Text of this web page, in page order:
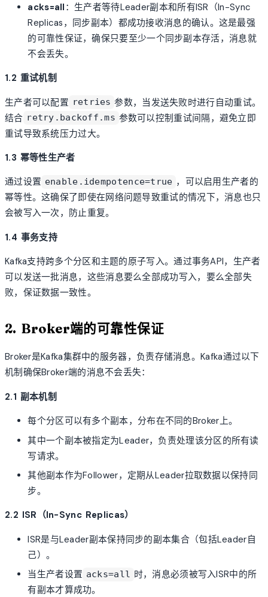
acks=all ：生产者等待Leader副本和所有ISR（In-Sync
Replicas，同步副本）都成功接收消息的确认。这是最强
的可靠性保证，确保只要至少一个同步副本存活，消息就
不会丢失。
1.2 重试机制
生产者可以配置 retries 参数，当发送失败时进行自动重试。
结合 retry.backoff.ms 参数可以控制重试间隔，避免立即
重试导致系统压力过大。
1.3 幂等性生产者
通过设置 enable.idempotence=true ，可以启用生产者的
幂等性。这确保了即使在网络问题导致重试的情况下，消息也只
会被写入一次，防止重复。
1.4 事务支持
Kafka支持跨多个分区和主题的原子写入。通过事务API，生产者
可以发送一批消息，这些消息要么全部成功写入，要么全部失
败，保证数据一致性。
2. Broker端的可靠性保证
Broker是Kafka集群中的服务器，负责存储消息。Kafka通过以下
机制确保Broker端的消息不会丢失：
2.1 副本机制
每个分区可以有多个副本，分布在不同的Broker上。
其中一个副本被指定为Leader，负责处理该分区的所有读
写请求。
其他副本作为Follower，定期从Leader拉取数据以保持同
步。
2.2 ISR（In-Sync Replicas）
ISR是与Leader副本保持同步的副本集合（包括Leader自
己）。
当生产者设置 acks=all 时，消息必须被写入ISR中的所
有副本才算成功。